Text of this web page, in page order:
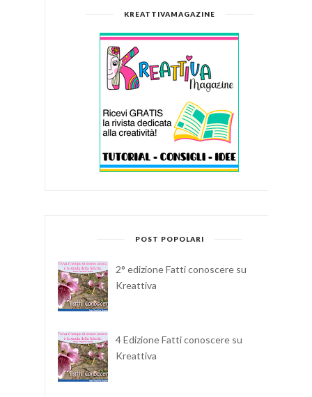
KREATTIVAMAGAZINE
POST POPOLARI
2° edizione Fatti conoscere su
Kreattiva
4 Edizione Fatti conoscere su
Kreattiva